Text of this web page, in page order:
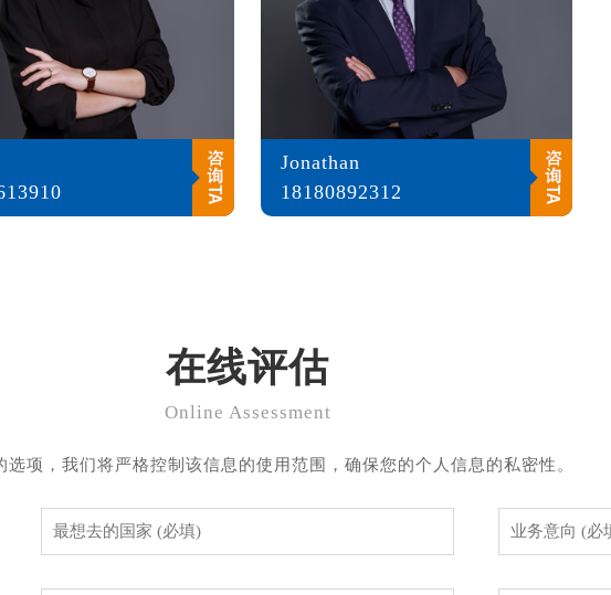
Jonathan
18180892312
在线评估
Online Assessment
项，我们将严格控制该信息的使用范围，确保您的个人信息的私密性。